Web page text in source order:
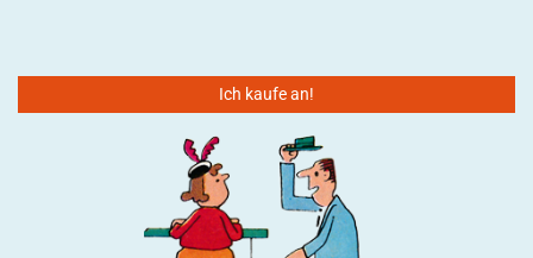
Ich kaufe an!